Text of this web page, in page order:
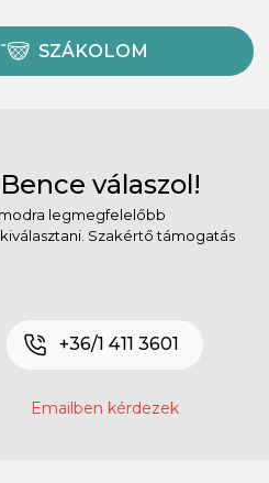
SZÁKOLOM
válaszol!
legmegfelelőbb
Szakértő támogatás
+36/1 411 3601
Emailben kérdezek